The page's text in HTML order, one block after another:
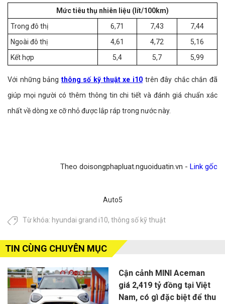
Mức tiêu thụ nhiên liệu (lít/100km)
Trong đô thị
6,71 7,43
7,44
Ngoài đô thị
4,61 4,72
5,16
Kết hợp
5,4 5,7 5,99
Với những bảng thông số kỹ thuật xe i10trên đây chắc chắn đã
giúp mọi người có thêm thông tin chi tiết và đánh giá chuẩn xác
nhất về dòng xe cỡ nhỏ được lắp ráp trong nước này.
Theo doisongphapluat.nguoiduatin.vn - Link gốc
Auto5
Từ khóa: hyundai grand i10, thông số kỹ thuật
TIN CÙNG CHUYÊN MỤC
Cận cảnh MINI Aceman
giá 2,419 tỷ đồng tại Việt
Nam, có gì đặc biệt để thu